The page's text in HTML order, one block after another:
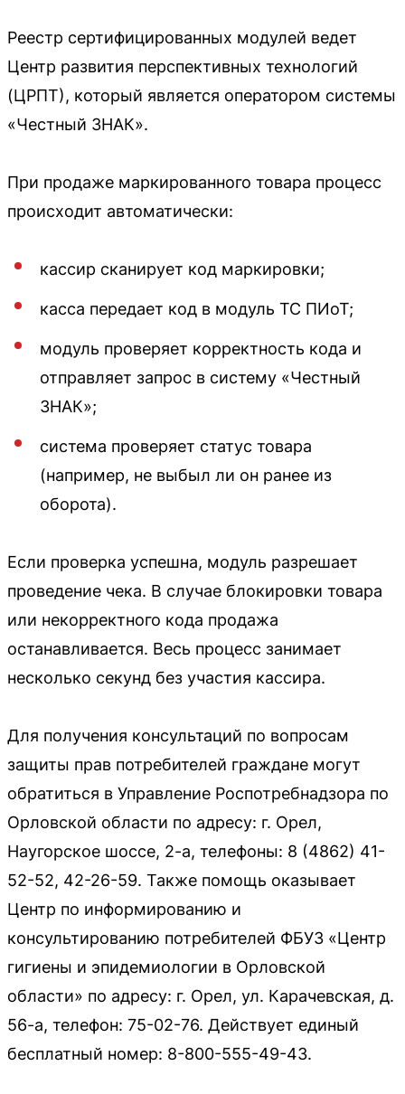
Реестр сертифицированных модулей ведет
Центр развития перспективных технологий
(ЦРПТ), который является оператором системы
«Честный ЗНАК».
При продаже маркированного товара процесс
происходит автоматически:
кассир сканирует код маркировки;
касса передает код в модуль ТС ПИоТ;
модуль проверяет корректность кода и
отправляет запрос в систему «Честный
ЗНАК»;
система проверяет статус товара
(например, не выбыл ли он ранее из
оборота).
Если проверка успешна, модуль разрешает
проведение чека. В случае блокировки товара
или некорректного кода продажа
останавливается. Весь процесс занимает
несколько секунд без участия кассира.
Для получения консультаций по вопросам
защиты прав потребителей граждане могут
обратиться в Управление Роспотребнадзора по
Орловской области по адресу: г. Орел,
Наугорское шоссе, 2-а, телефоны: 8 (4862) 41-
52-52, 42-26-59. Также помощь оказывает
Центр по информированию и
консультированию потребителей ФБУЗ «Центр
гигиены и эпидемиологии в Орловской
области» по адресу: г. Орел, ул. Карачевская, д.
56-а, телефон: 75-02-76. Действует единый
бесплатный номер: 8-800-555-49-43.